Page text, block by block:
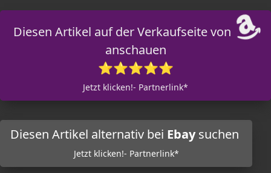
Diesen Artikel auf der Verkaufseite von
anschauen
⭐⭐⭐⭐⭐
Jetzt klicken!- Partnerlink*
Diesen Artikel alternativ bei Ebaysuchen
Jetzt klicken!- Partnerlink*